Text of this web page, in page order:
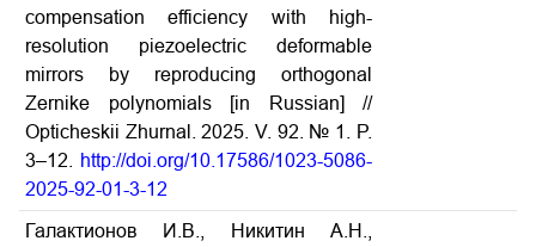
compensation efficiency with high-
resolution piezoelectric deformable
mirrors by reproducing orthogonal
Zernike polynomials [in Russian] //
Opticheskii Zhurnal. 2025. V. 92. № 1. P.
3–12.
http://doi.org/10.17586/1023-5086-
2025-92-01-3-12
Галактионов И.В., Никитин А.Н.,